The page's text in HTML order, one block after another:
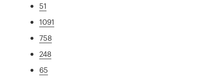
51
1091
758
248
65